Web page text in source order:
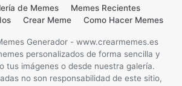
de Memes
Memes Recientes
Crear Meme Como Hacer Memes
Generador - www.crearmemes.es
personalizados de forma sencilla y
tus imágenes o desde nuestra galería.
no son responsabilidad de este sitio,